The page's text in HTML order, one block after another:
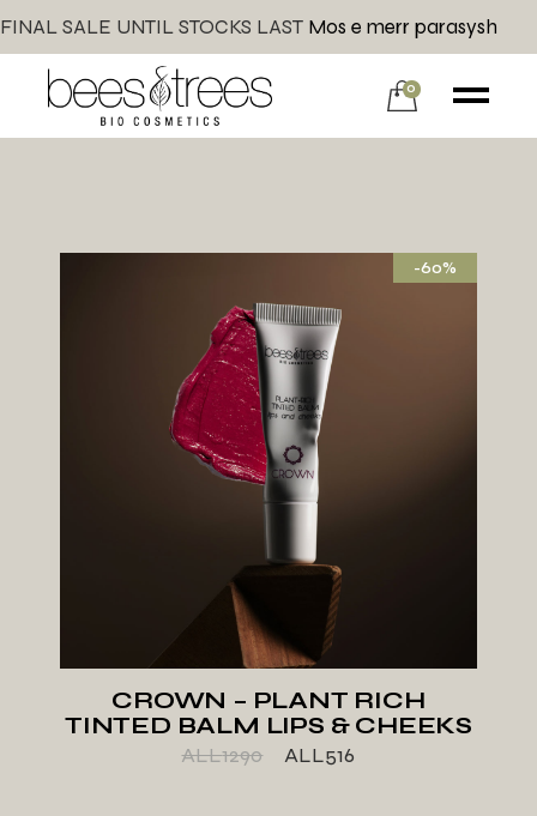
FINAL SALE UNTIL STOCKS LAST Mos e merr parasysh
0
-60%
CROWN – PLANT RICH
TINTED BALM LIPS & CHEEKS
ALL1290 ALL516